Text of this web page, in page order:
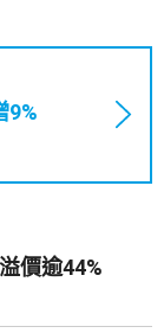
9%
價逾44%